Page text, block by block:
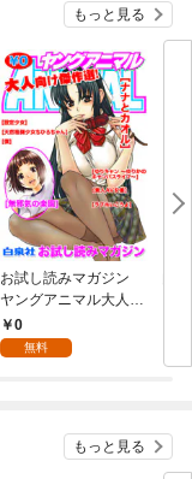
もっと見る
お試し読みマガジン
ヤングアニマル大人向
け 傑作選
0
無料
もっと見る